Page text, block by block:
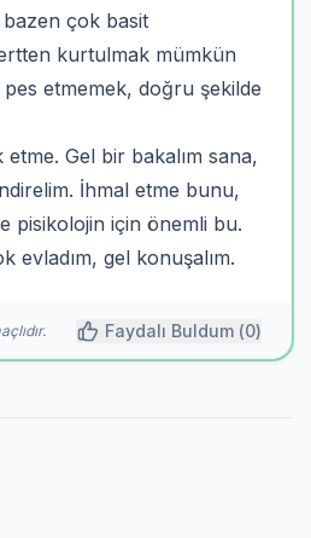
çok basit
kurtulmak mümkün
etmemek, doğru şekilde
Gel bir bakalım sana,
İhmal etme bunu,
pisikolojin için önemli bu.
evladım, gel konuşalım.
Faydalı Buldum (0)